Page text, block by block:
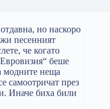
но наскоро
песенният
че когато
беше
модните неща
самоотричат през
Иначе биха били